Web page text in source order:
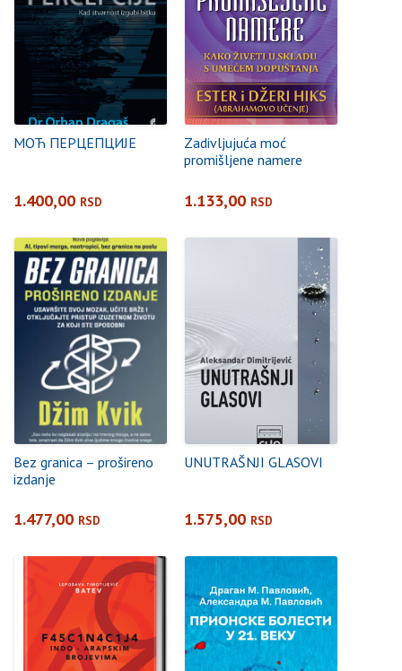
МОЋ ПЕРЦЕПЦИЈЕ
1.400,00 RSD
Zadivljujuća moć
promišljene namere
1.133,00 RSD
Bez granica – prošireno
izdanje
1.477,00 RSD
UNUTRAŠNJI GLASOVI
1.575,00 RSD